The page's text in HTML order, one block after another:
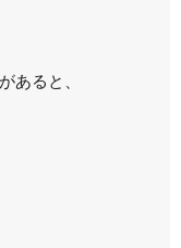
あると、